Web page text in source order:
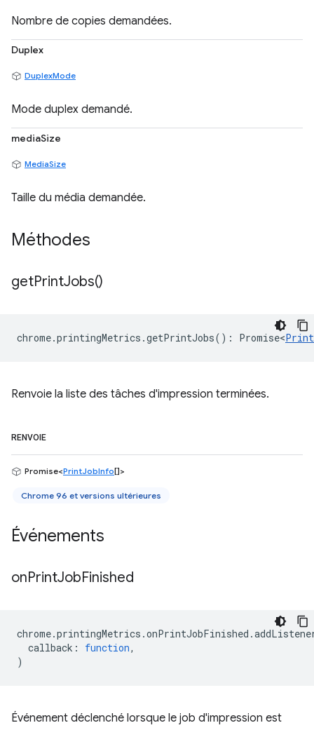
Nombre de copies demandées.
Duplex
DuplexMode
Mode duplex demandé.
mediaSize
MediaSize
Taille du média demandée.
Méthodes
getPrintJobs()
chrome.printingMetrics .getPrintJobs() : Promise<
Renvoie la liste des tâches d'impression terminées.
RENVOIE
Promise<PrintJobInfo[]>
Chrome 96 et versions ultérieures
Événements
onPrintJobFinished
chrome.printingMetrics .onPrintJobFinished .
callback : function,
)
Événement déclenché lorsque le job d'impression est